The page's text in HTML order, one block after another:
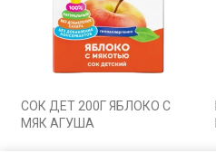
СОК ДЕТ 200Г ЯБЛОКО С
МЯК АГУША